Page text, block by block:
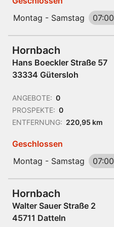
Montag - Samstag
07:00
Hornbach
Hans Boeckler Straße 57
33334 Gütersloh
ANGEBOTE: 0
PROSPEKTE: 0
ENTFERNUNG: 220,95 km
Geschlossen
Montag - Samstag
07:00
Hornbach
Walter Sauer Straße 2
45711 Datteln